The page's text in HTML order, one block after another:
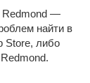
Redmond —
найти в
Store, либо